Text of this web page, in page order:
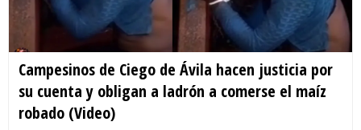
Campesinos de Ciego de Ávila hacen justicia por
su cuenta y obligan a ladrón a comerse el maíz
robado (Video)